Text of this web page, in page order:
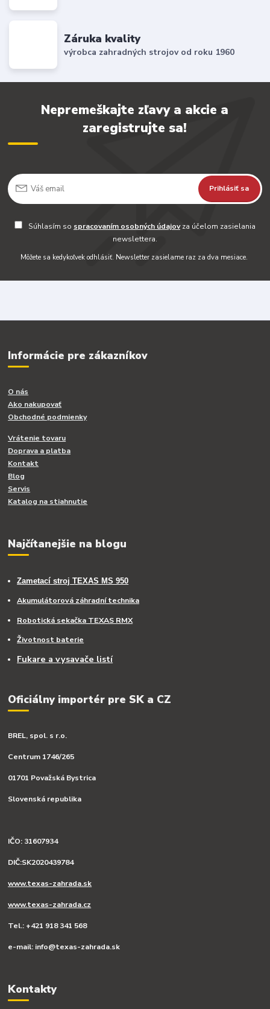
Záruka kvality
výrobca zahradných strojov od roku 1960
Nepremeškajte zľavy a akcie a
zaregistrujte sa!
Prihlásiť sa
Súhlasím so spracovaním osobných údajovza účelom zasielania
newslettera.
Môžete sa kedykoľvek odhlásiť. Newsletter zasielame raz za dva mesiace.
Informácie pre zákazníkov
O nás
Ako nakupovať
Obchodné podmienky
Vrátenie tovaru
Doprava a platba
Kontakt
Blog
Servis
Katalog na stiahnutie
Najčítanejšie na blogu
Zametací stroj TEXAS MS 950
Akumulátorová záhradní technika
Robotická sekačka TEXAS RMX
Životnost baterie
Fukare a vysavače listí
Oficiálny importér pre SK a CZ
BREL, spol. s r.o.
Centrum 1746/265
01701 Považská Bystrica
Slovenská republika
IČO: 31607934
DIČ:SK2020439784
www.texas-zahrada.sk
www.texas-zahrada.cz
Tel.: +421 918 341 568
e-mail: info@texas-zahrada.sk
Kontakty